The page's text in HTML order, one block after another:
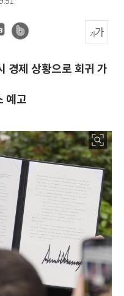
경제 상황으로 회귀 가
예고